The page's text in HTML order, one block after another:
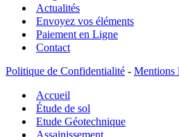
Actualités
Envoyez vos éléments
Paiement en Ligne
Contact
Politique de Confidentialité - Mentions
Accueil
Étude de sol
Etude Géotechnique
Assainissement